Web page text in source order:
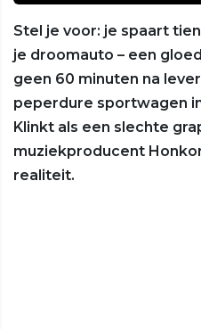
Stel je voor: je spaart
je droomauto – een
geen 60 minuten na
peperdure sportwagen
Klinkt als een slechte
muziekproducent
realiteit.